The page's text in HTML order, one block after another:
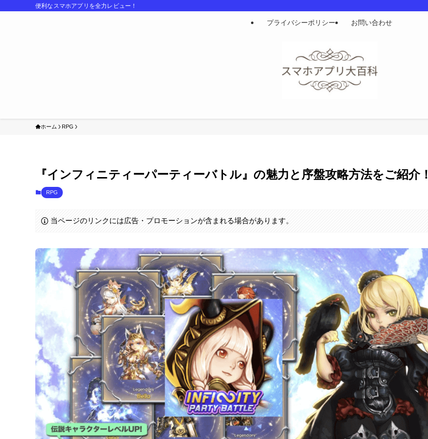
便利なスマホアプリを全力レビュー！
プライバシーポリシー お問い合わせ
ホーム RPG
『インフィニティーパーティーバトル』の魅力と序盤攻略方法をご紹介！
RPG
当ページのリンクには広告・プロモーションが含まれる場合があります。